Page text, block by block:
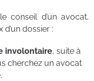
conseil d’un avocat,
dossier :
involontaire, suite à
cherchez un avocat